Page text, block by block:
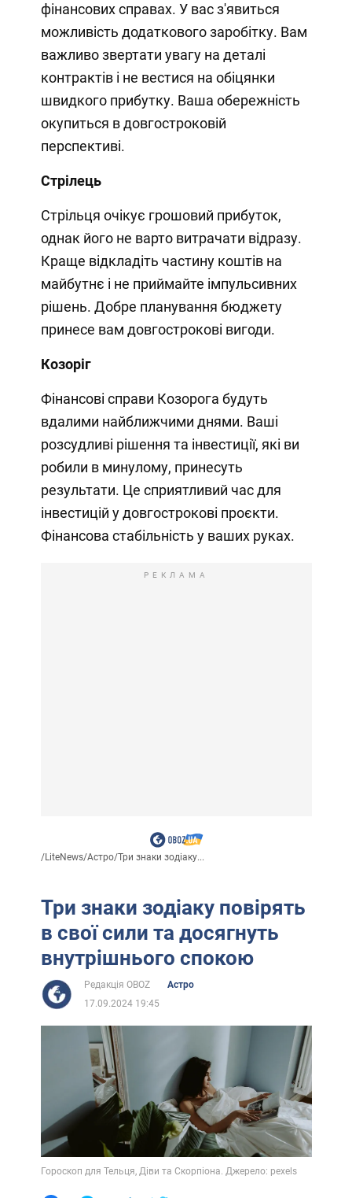
фінансових справах. У вас з'явиться
можливість додаткового заробітку. Вам
важливо звертати увагу на деталі
контрактів і не вестися на обіцянки
швидкого прибутку. Ваша обережність
окупиться в довгостроковій
перспективі.
Стрілець
Стрільця очікує грошовий прибуток,
однак його не варто витрачати відразу.
Краще відкладіть частину коштів на
майбутнє і не приймайте імпульсивних
рішень. Добре планування бюджету
принесе вам довгострокові вигоди.
Козоріг
Фінансові справи Козорога будуть
вдалими найближчими днями. Ваші
розсудливі рішення та інвестиції, які ви
робили в минулому, принесуть
результати. Це сприятливий час для
інвестицій у довгострокові проєкти.
Фінансова стабільність у ваших руках.
РЕКЛАМА
/LiteNews/Астро/Три знаки зодіаку...
Три знаки зодіаку повірять
в свої сили та досягнуть
внутрішнього спокою
Редакція OBOZ
Астро
17.09.2024 19:45
Гороскоп для Тельця, Діви та Скорпіона. Джерело: pexels